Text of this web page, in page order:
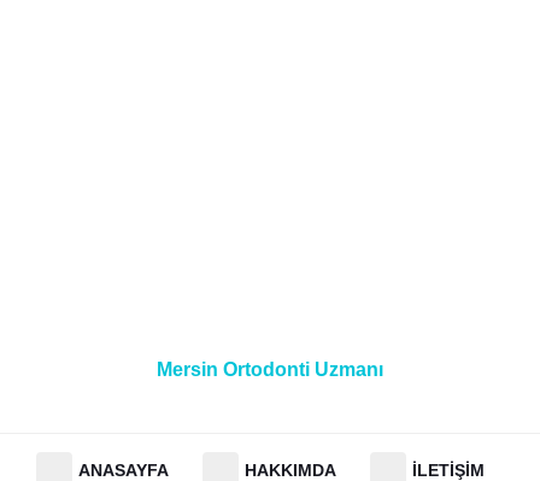
Mersin Ortodonti Uzmanı
ANASAYFA HAKKIMDA İLETIŞIM